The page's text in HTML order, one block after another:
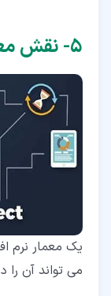
۵‏- نقش معمار نرم افزار چیست؟
یک معمار نرم
می تواند آن را